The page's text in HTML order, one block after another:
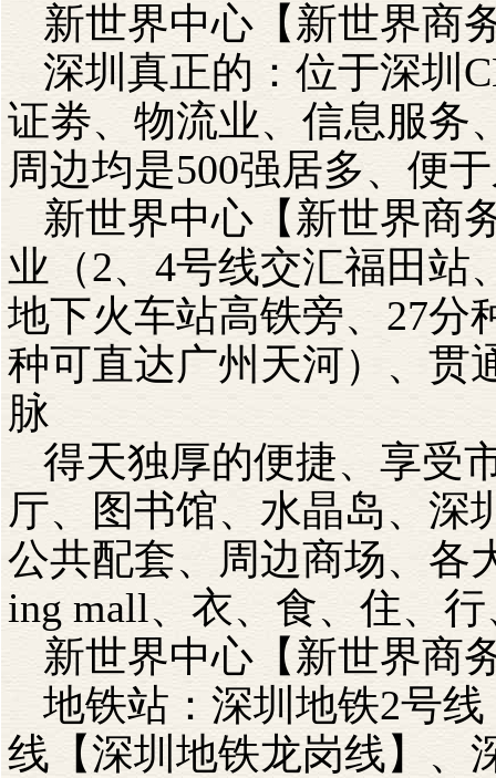
新世界中心【新世界商
深圳真正的：位于深圳
证劵、物流业、信息服务
周边均是500强居多、便
新世界中心【新世界商
业（2、4号线交汇福田站
地下火车站高铁旁、27分
种可直达广州天河）、贯
脉
得天独厚的便捷、享受
厅、图书馆、水晶岛、深
公共配套、周边商场、各
ing mall、衣、食、住、
新世界中心【新世界商
地铁站：深圳地铁2号
线【深圳地铁龙岗线】、